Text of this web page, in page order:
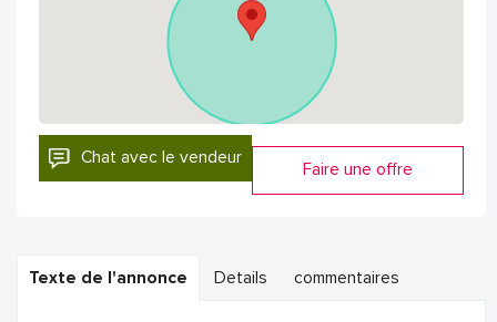
Chat avec le vendeur
Faire une offre
Texte de l'annonce Details commentaires